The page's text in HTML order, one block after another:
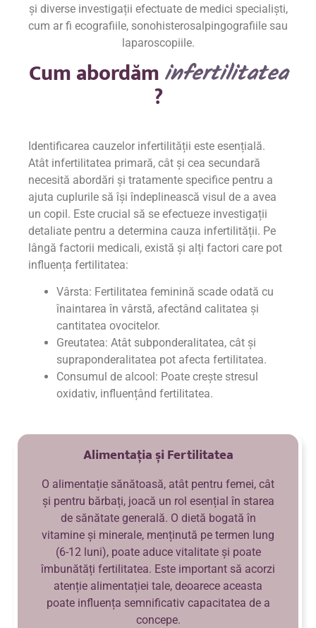
și diverse investigații efectuate de medici specialiști,
cum ar fi ecografiile, sonohisterosalpingografiile sau
laparoscopiile.
Cum abordăminfertilitatea
?
Identificarea cauzelor infertilității este esențială.
Atât infertilitatea primară, cât și cea secundară
necesită abordări și tratamente specifice pentru a
ajuta cuplurile să își îndeplinească visul de a avea
un copil. Este crucial să se efectueze investigații
detaliate pentru a determina cauza infertilității. Pe
lângă factorii medicali, există și alți factori care pot
influența fertilitatea:
Vârsta: Fertilitatea feminină scade odată cu
înaintarea în vârstă, afectând calitatea și
cantitatea ovocitelor.
Greutatea: Atât subponderalitatea, cât și
supraponderalitatea pot afecta fertilitatea.
Consumul de alcool: Poate crește stresul
oxidativ, influențând fertilitatea.
Alimentația și Fertilitatea
O alimentație sănătoasă, atât pentru femei, cât
și pentru bărbați, joacă un rol esențial în starea
de sănătate generală. O dietă bogată în
vitamine și minerale, menținută pe termen lung
(6-12 luni), poate aduce vitalitate și poate
îmbunătăți fertilitatea. Este important să acorzi
atenție alimentației tale, deoarece aceasta
poate influența semnificativ capacitatea de a
concepe.